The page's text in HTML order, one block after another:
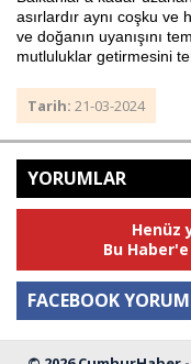
asırlardır aynı coşku ve
ve doğanın uyanışını
mutluluklar getirmesini
Tarih: 21-03-2024
YORUMLAR
Henüz
Bu
FACEBOOK YORUM